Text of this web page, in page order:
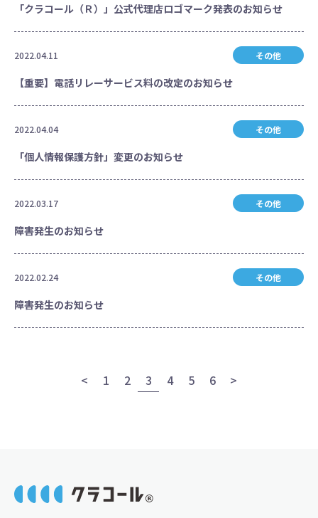
「クラコール（Ｒ）」公式代理店ロゴマーク発表のお知らせ
2022.04.11 その他
【重要】電話リレーサービス料の改定のお知らせ
2022.04.04 その他
「個人情報保護方針」変更のお知らせ
2022.03.17 その他
障害発生のお知らせ
2022.02.24 その他
障害発生のお知らせ
投
ゲ
ー
< 1 2 3 4 5 6 >